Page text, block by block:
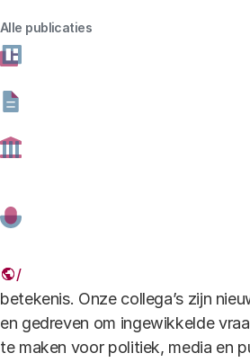
Alle publicaties
Bij ons werk je aan
doet
Wie bij ons werkt, kiest voor
betekenis. Onze collega’s zijn
en gedreven om ingewikkelde
te maken voor politiek, media en